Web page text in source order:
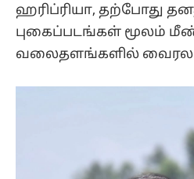
ஹரிப்ரியா, தற்போது
புகைப்படங்கள் மூலம்
வலைதளங்களில்